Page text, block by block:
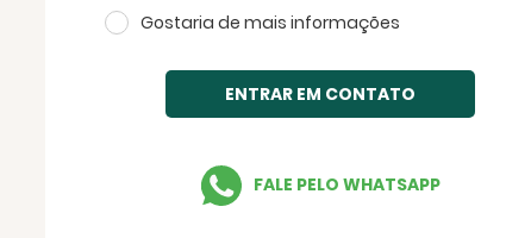
Gostaria de mais informações
ENTRAR EM CONTATO
FALE PELO WHATSAPP